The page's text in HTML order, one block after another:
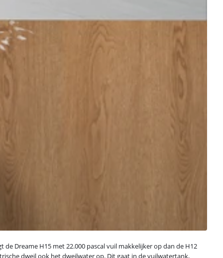
Dreame H15 met 22.000 pascal vuil makkelijker op dan de H12
dweil ook het dweilwater op. Dit gaat in de vuilwatertank,